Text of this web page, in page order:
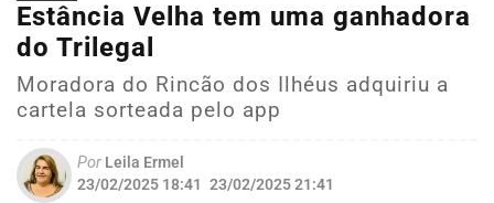
Estância Velha tem uma ganhadora
do Trilegal
Moradora do Rincão dos Ilhéus adquiriu a
cartela sorteada pelo app
Por Leila Ermel
23/02/2025 18:41 23/02/2025 21:41